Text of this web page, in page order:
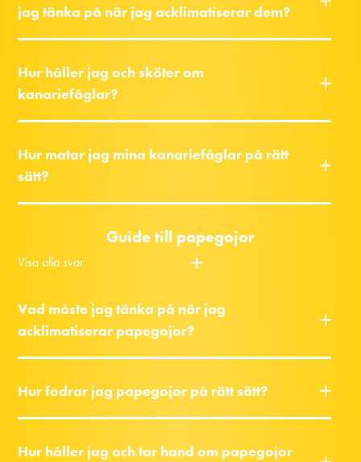
jag tänka på när jag acklimatiserar dem?
Hur håller jag och sköter om
kanariefåglar?
Hur matar jag mina kanariefåglar på rätt
sätt?
Guide till papegojor
Visa alla svar
Vad måste jag tänka på när jag
acklimatiserar papegojor?
Hur fodrar jag papegojor på rätt sätt?
Hur håller jag och tar hand om papegojor